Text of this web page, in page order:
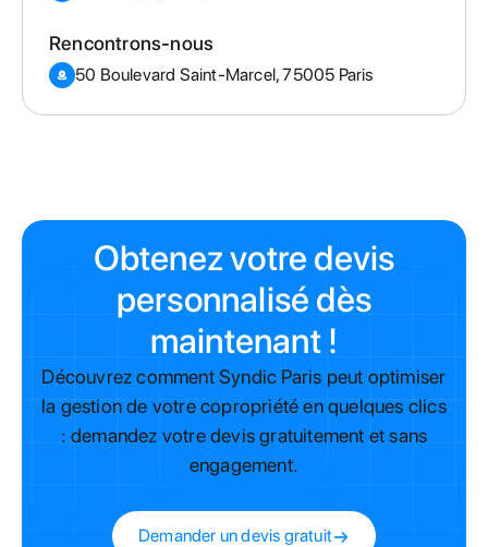
Rencontrons-nous
50 Boulevard Saint-Marcel, 75005 Paris
Obtenez votre devis
personnalisé dès
maintenant !
Découvrez comment Syndic Paris peut optimiser
la gestion de votre copropriété en quelques clics
: demandez votre devis gratuitement et sans
engagement.
Demander un devis gratuit